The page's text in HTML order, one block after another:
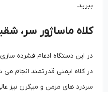
ببرید.
کلاه ماساژور سر،
در این دستگاه ادغام فشرده سازی
در کلاه ایمنی قدرتمند انجام می
سردرد های مزمن و میگرن نیز عالی